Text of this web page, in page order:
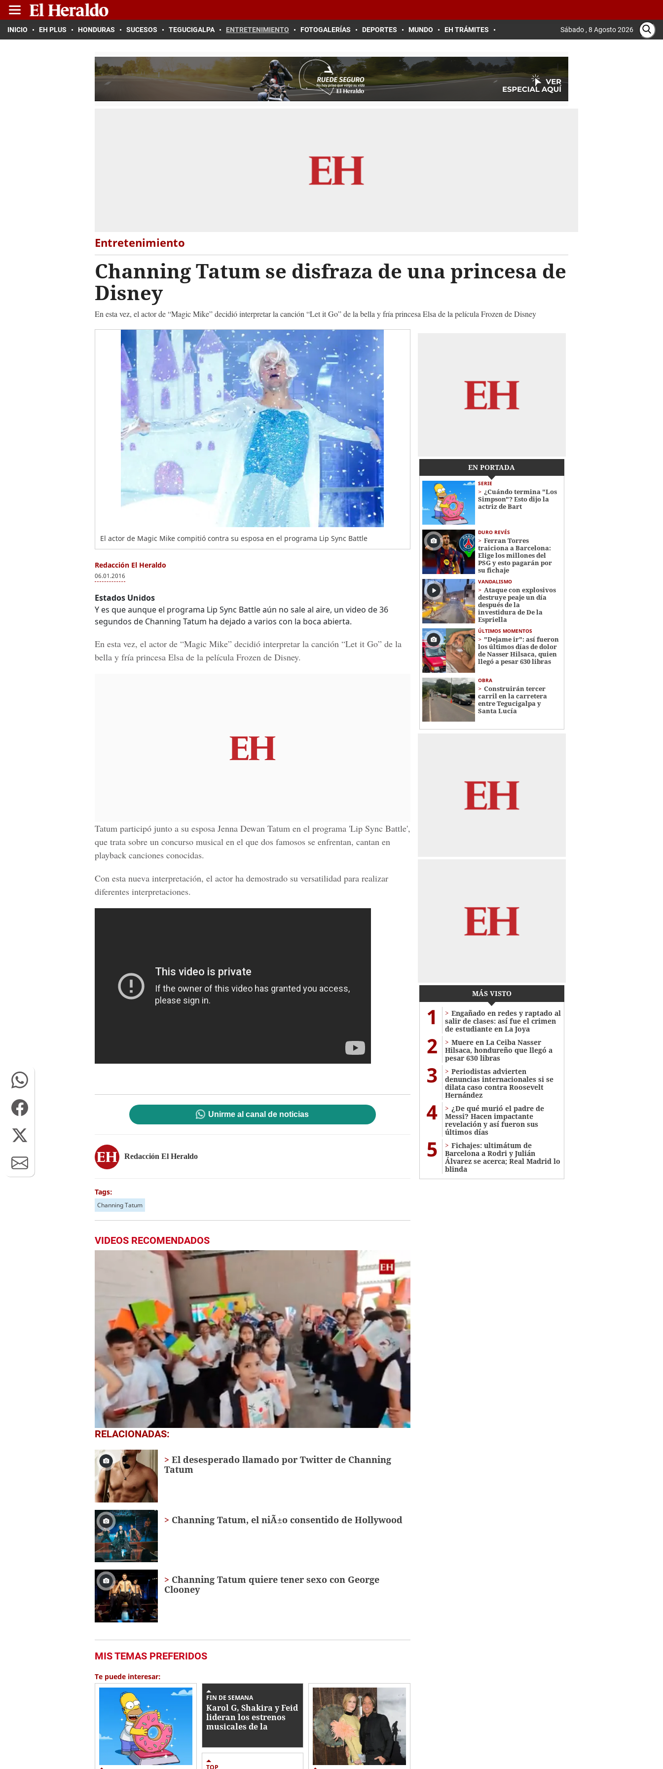
INICIO EH PLUS HONDURAS SUCESOS TEGUCIGALPA ENTRETENIMIENTO FOTOGALERÍAS DEPORTES MUNDO EH TRÁMITES Sábado , 8 Agosto 2026
Entretenimiento
Channing Tatum se disfraza de una princesa de
Disney
En esta vez, el actor de “Magic Mike” decidió interpretar la canción “Let it Go” de la bella y fría princesa Elsa de la película Frozen de Disney
El actor de Magic Mike compitió contra su esposa en el programa Lip Sync Battle
Redacción El Heraldo
06.01.2016
Estados Unidos
Y es que aunque el programa Lip Sync Battle aún no sale al aire, un video de 36
segundos de Channing Tatum ha dejado a varios con la boca abierta.
En esta vez, el actor de “Magic Mike” decidió interpretar la canción “Let it Go” de la
bella y fría princesa Elsa de la película Frozen de Disney.
Tatum participó junto a su esposa Jenna Dewan Tatum en el programa 'Lip Sync Battle',
que trata sobre un concurso musical en el que dos famosos se enfrentan, cantan en
playback canciones conocidas.
Con esta nueva interpretación, el actor ha demostrado su versatilidad para realizar
diferentes interpretaciones.
Unirme al canal de noticias
Redacción El Heraldo
Tags:
Channing Tatum
VIDEOS RECOMENDADOS
0
seconds
1
minute,
56
secondsVolume
0%
RELACIONADAS:
El desesperado llamado por Twitter de Channing
Tatum
Channing Tatum, el niÃ±o consentido de Hollywood
Channing Tatum quiere tener sexo con George
Clooney
MIS TEMAS PREFERIDOS
Te puede interesar:
FIN DE SEMANA
Karol G, Shakira y Feid
lideran los estrenos
musicales de la
TOP
EN PORTADA
SERIE
¿Cuándo termina "Los
Simpson"? Esto dijo la
actriz de Bart
DURO REVÉS
Ferran Torres
traiciona a Barcelona:
Elige los millones del
PSG y esto pagarán por
su fichaje
VANDALISMO
Ataque con explosivos
destruye peaje un día
después de la
investidura de De la
Espriella
ÚLTIMOS MOMENTOS
"Dejame ir": así fueron
los últimos días de dolor
de Nasser Hilsaca, quien
llegó a pesar 630 libras
OBRA
Construirán tercer
carril en la carretera
entre Tegucigalpa y
Santa Lucía
MÁS VISTO
1
Engañado en redes y raptado al
salir de clases: así fue el crimen
de estudiante en La Joya
2
Muere en La Ceiba Nasser
Hilsaca, hondureño que llegó a
pesar 630 libras
3
Periodistas advierten
denuncias internacionales si se
dilata caso contra Roosevelt
Hernández
4
¿De qué murió el padre de
Messi? Hacen impactante
revelación y así fueron sus
últimos días
5
Fichajes: ultimátum de
Barcelona a Rodri y Julián
Álvarez se acerca; Real Madrid lo
blinda